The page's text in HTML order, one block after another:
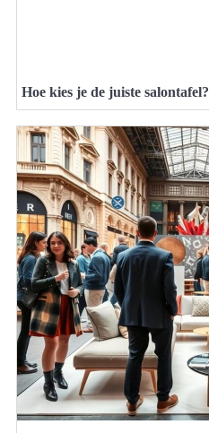
Hoe kies je de juiste salontafel?